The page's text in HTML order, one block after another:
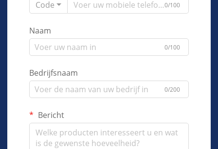
Code
0/100
Naam
0/100
Bedrijfsnaam
0/200
Bericht